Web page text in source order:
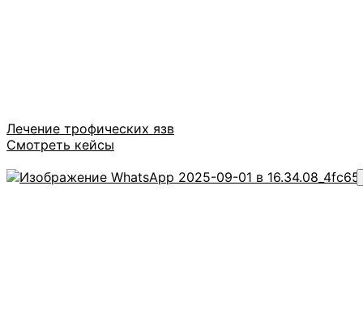
Лечение трофических язв
Смотреть кейсы